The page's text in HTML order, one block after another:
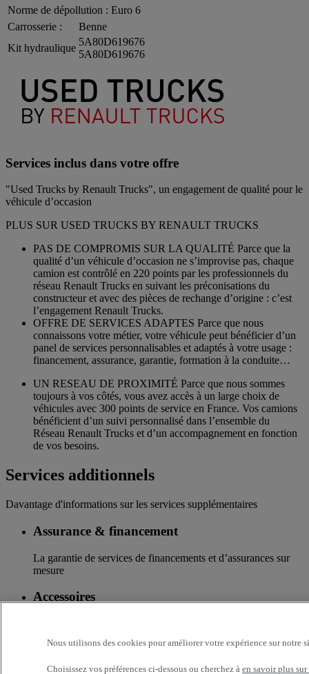
Norme de dépollution : Euro 6
Carrosserie :
Benne
Kit hydraulique
5A80D619676
5A80D619676
Services inclus dans votre offre
"Used Trucks by Renault Trucks", un engagement de qualité pour le
véhicule d’occasion
PLUS SUR USED TRUCKS BY RENAULT TRUCKS
PAS DE COMPROMIS SUR LA QUALITÉ Parce que la
qualité d’un véhicule d’occasion ne s’improvise pas, chaque
camion est contrôlé en 220 points par les professionnels du
réseau Renault Trucks en suivant les préconisations du
constructeur et avec des pièces de rechange d’origine : c’est
l’engagement Renault Trucks.
OFFRE DE SERVICES ADAPTES Parce que nous
connaissons votre métier, votre véhicule peut bénéficier d’un
panel de services personnalisables et adaptés à votre usage :
financement, assurance, garantie, formation à la conduite…
UN RESEAU DE PROXIMITÉ Parce que nous sommes
toujours à vos côtés, vous avez accès à un large choix de
véhicules avec 300 points de service en France. Vos camions
bénéficient d’un suivi personnalisé dans l’ensemble du
Réseau Renault Trucks et d’un accompagnement en fonction
de vos besoins.
Services additionnels
Davantage d'informations sur les services supplémentaires
Assurance & financement
La garantie de services de financements et d’assurances sur
mesure
Accessoires
Optifleet
Nous utilisons des cookies pour améliorer votre expérience sur notre
Choisissez vos préférences ci-dessous ou cherchez à en savoir plus